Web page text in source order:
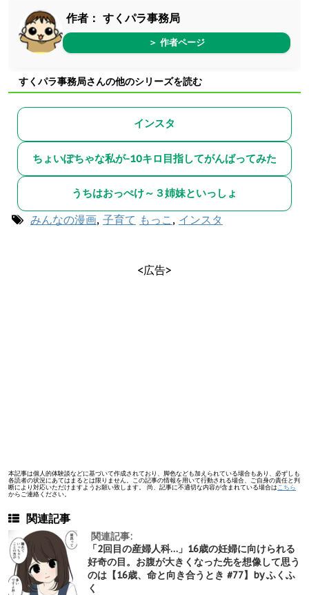
作者： すくパラ事務局
＞ 作者ページ
すくパラ事務局さんの他のシリーズを読む
インスタ
ちょいぽちゃな私が-10キロ目指してがんばってみた
うちはおっぺけ～３姉妹といっしょ
みんなの漫画, 子育て もっこ , インスタ
<広告>
本記事は個人的体験談などに基づいて作成されており、脚色なども加えられている場合もあり、必ずしも
各読者の状況にあてはまるとは限りません。この記事の情報を用いて行動される場合、ご自身の責任と判
断により対応いただけますようお願い致します。 尚、記事に不適切な内容が含まれている場合は こちら
からご連絡ください。
関連記事
関連記事:
「2回目の産婦人科…」16歳の妊婦に向けられる
好奇の目。お腹が大きくなった先を想像して思う
のは【16歳、命と向き合うとき #77】by ふくふ
く